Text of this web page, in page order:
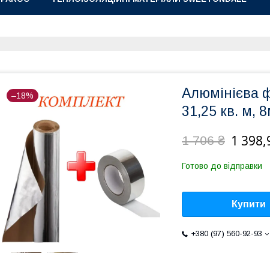
–18%
Алюмінієва
31,25 кв. м,
1 706 ₴ 1
Готово до відправки
Купити
+380 (97) 560-92-93